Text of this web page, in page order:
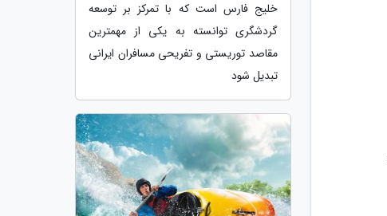
خلیج فارس است که با تمرکز بر توسعه
گردشگری توانسته به یکی از مهمترین
مقاصد توریستی و تفریحی مسافران ایرانی
تبدیل شود